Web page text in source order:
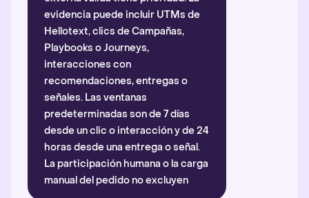
evidencia puede incluir UTMs de
Hellotext, clics de Campañas,
Playbooks o Journeys,
interacciones con
recomendaciones, entregas o
señales. Las ventanas
predeterminadas son de 7 días
desde un clic o interacción y de 24
horas desde una entrega o señal.
La participación humana o la carga
manual del pedido no excluyen